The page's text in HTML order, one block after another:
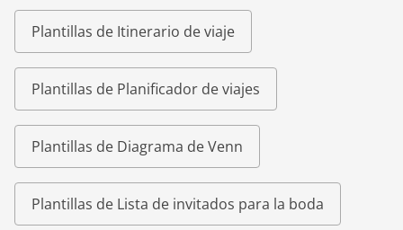
Plantillas de Itinerario de viaje
Plantillas de Planificador de viajes
Plantillas de Diagrama de Venn
Plantillas de Lista de invitados para la boda